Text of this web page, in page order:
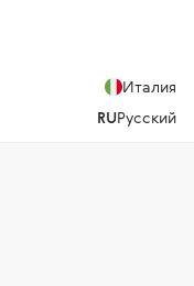
Италия
RUРусский